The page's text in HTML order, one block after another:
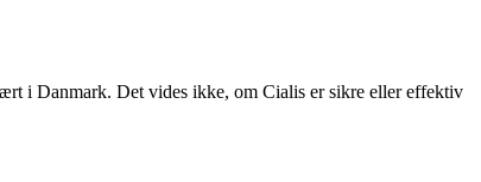
i Danmark. Det vides ikke, om Cialis er sikre eller effektiv